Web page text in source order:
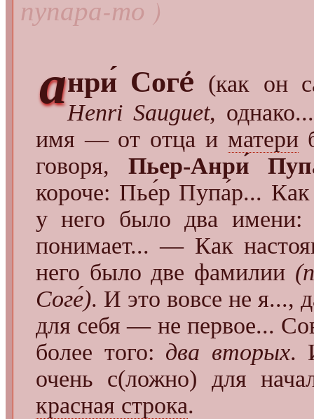
пупара-то )
анри́ Согé (как он
Henri Sauguet,
имя — от отца и матери
говоря, Пьер-Анри́
короче: Пье́р Пупа́р...
у него было два имени:
понимает... — Как
него было две фамилии
Соге́). И это вовсе не я...,
для себя — не первое...
более того: два вторых.
очень с(ложно) для
красная строка.